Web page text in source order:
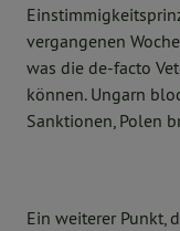
vergangenen
was die de-facto
können. Ungarn
Sanktionen, Polen
Ein weiterer Punkt,